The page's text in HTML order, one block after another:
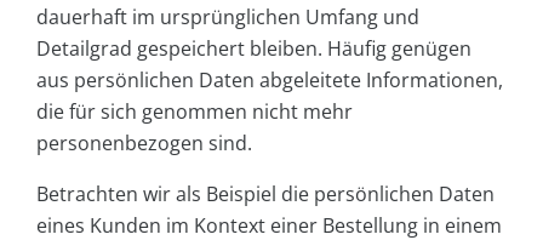
dauerhaft im ursprünglichen Umfang und
Detailgrad gespeichert bleiben. Häufig genügen
aus persönlichen Daten abgeleitete Informationen,
die für sich genommen nicht mehr
personenbezogen sind.
Betrachten wir als Beispiel die persönlichen Daten
eines Kunden im Kontext einer Bestellung in einem